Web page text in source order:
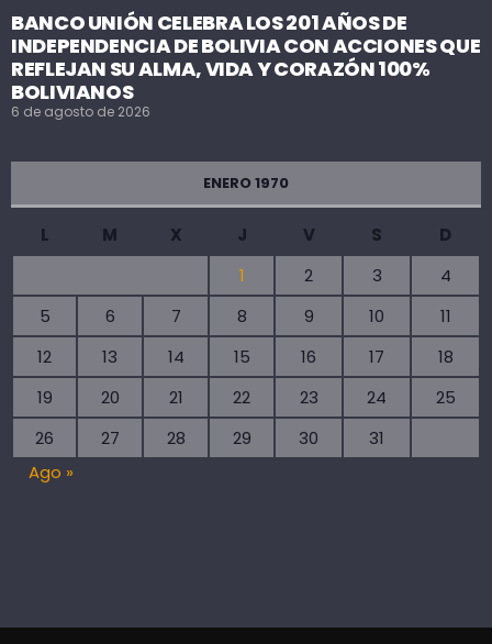
BANCO UNIÓN CELEBRA LOS 201 AÑOS DE
INDEPENDENCIA DE BOLIVIA CON ACCIONES QUE
REFLEJAN SU ALMA, VIDA Y CORAZÓN 100%
BOLIVIANOS
6 de agosto de 2026
ENERO 1970
L M X J V S
D
1
2 3
4
5
6 7 8 9 10
11
12
13 14 15 16 17
18
19
20 21 22 23 24
25
26
27 28 29 30
31
Ago »